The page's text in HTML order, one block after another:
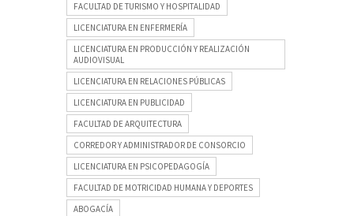
FACULTAD DE TURISMO Y HOSPITALIDAD
LICENCIATURA EN ENFERMERÍA
LICENCIATURA EN PRODUCCIÓN Y REALIZACIÓN
AUDIOVISUAL
LICENCIATURA EN RELACIONES PÚBLICAS
LICENCIATURA EN PUBLICIDAD
FACULTAD DE ARQUITECTURA
CORREDOR Y ADMINISTRADOR DE CONSORCIO
LICENCIATURA EN PSICOPEDAGOGÍA
FACULTAD DE MOTRICIDAD HUMANA Y DEPORTES
ABOGACÍA